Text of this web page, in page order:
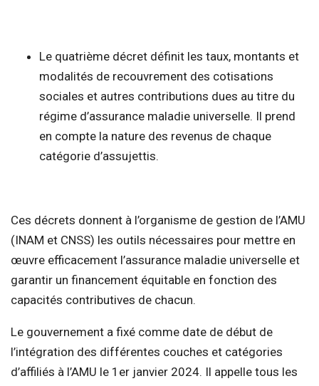
Le quatrième décret définit les taux, montants et
modalités de recouvrement des cotisations
sociales et autres contributions dues au titre du
régime d’assurance maladie universelle. Il prend
en compte la nature des revenus de chaque
catégorie d’assujettis.
Ces décrets donnent à l’organisme de gestion de l’AMU
(INAM et CNSS) les outils nécessaires pour mettre en
œuvre efficacement l’assurance maladie universelle et
garantir un financement équitable en fonction des
capacités contributives de chacun.
Le gouvernement a fixé comme date de début de
l’intégration des différentes couches et catégories
d’affiliés à l’AMU le 1er janvier 2024. Il appelle tous les